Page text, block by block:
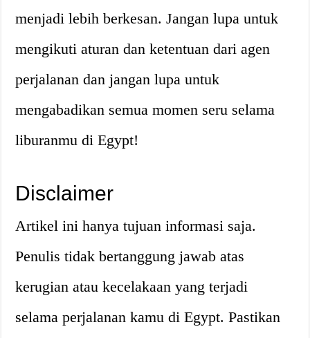
menjadi lebih berkesan. Jangan lupa untuk
mengikuti aturan dan ketentuan dari agen
perjalanan dan jangan lupa untuk
mengabadikan semua momen seru selama
liburanmu di Egypt!
Disclaimer
Artikel ini hanya tujuan informasi saja.
Penulis tidak bertanggung jawab atas
kerugian atau kecelakaan yang terjadi
selama perjalanan kamu di Egypt. Pastikan